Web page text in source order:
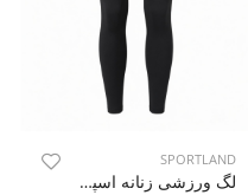
SPORTLAND
لگ ورزشی زنانه اسپورتلند Shift Leggings W